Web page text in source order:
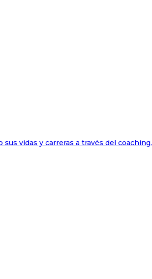
vidas y carreras a través del coaching.